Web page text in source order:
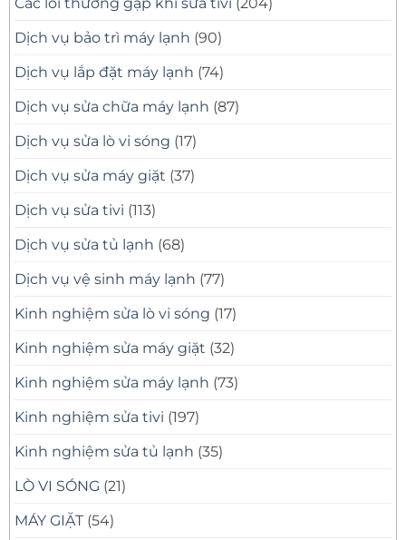
Các lỗi thường gặp khi sửa tivi (204)
Dịch vụ bảo trì máy lạnh (90)
Dịch vụ lắp đặt máy lạnh (74)
Dịch vụ sửa chữa máy lạnh (87)
Dịch vụ sửa lò vi sóng (17)
Dịch vụ sửa máy giặt (37)
Dịch vụ sửa tivi (113)
Dịch vụ sửa tủ lạnh (68)
Dịch vụ vệ sinh máy lạnh (77)
Kinh nghiệm sửa lò vi sóng (17)
Kinh nghiệm sửa máy giặt (32)
Kinh nghiệm sửa máy lạnh (73)
Kinh nghiệm sửa tivi (197)
Kinh nghiệm sửa tủ lạnh (35)
LÒ VI SÓNG (21)
MÁY GIẶT (54)